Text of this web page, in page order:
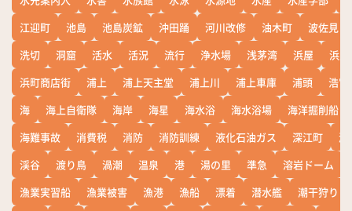
江迎町
池島 池島炭鉱 沖田踊 河川改修 油木町
波佐見
洗切
洞窟 活水 活況 流行 浄水場 浅茅湾 浜屋
浜
浜町商店街
浦上 浦上天主堂 浦上川 浦上車庫 浦頭
浩宮
海
海上自衛隊 海岸 海星 海水浴 海水浴場
海洋掘削船
海難事故
消費税 消防 消防訓練 液化石油ガス 深江町
淵
渓谷
渡り鳥 渦潮 温泉 港 湯の里 準急 溶岩ドーム
漁業実習船
漁業被害 漁港 漁船 漂着 潜水艦
潮干狩り